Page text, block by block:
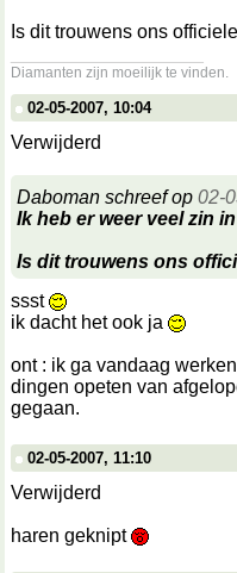
Is dit trouwens ons
Diamanten zijn moeilijk te vinden.
02-05-2007, 10:04
Verwijderd
Daboman schreef op 02-
Ik heb er weer veel zin in
Is dit trouwens ons
ssst
ik dacht het ook ja
ont : ik ga vandaag
dingen opeten van
gegaan.
02-05-2007, 11:10
Verwijderd
haren geknipt